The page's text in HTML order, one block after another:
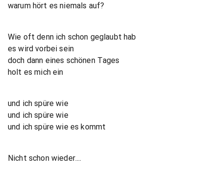
warum hört es niemals auf?
Wie oft denn ich schon geglaubt hab
es wird vorbei sein
doch dann eines schönen Tages
holt es mich ein
und ich spüre wie
und ich spüre wie
und ich spüre wie es kommt
Nicht schon wieder....